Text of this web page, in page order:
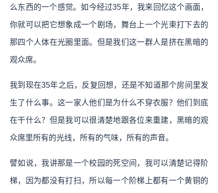
么东西的一个感觉。如今经过35年，我来回忆这个画面，
你就可以把它想象成一个剧场，舞台上一个光束打下去的
那四个人体在光圈里面。但是我们这一群人是挤在黑暗的
观众席。
我到现在35年之后，反复回想，还是不知道那个房间里发
生了什么事。这一家人他们是为什么不穿衣服？他们到底
在干什么？但是我可以很清楚地跟各位来重建，黑暗的观
众席里所有的光线，所有的气味，所有的声音。
譬如说，我讲那是一个校园的死空间，我可以清楚记得阶
梯，因为都没有打扫，所以每一个阶梯上都有一个黄铜的